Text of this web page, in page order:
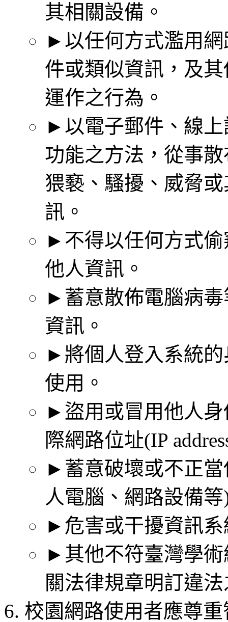
其相關設備。
►以任何方式濫用
件或類似資訊，及
運作之行為。
►以電子郵件、線
功能之方法，從事
猥褻、騷擾、威脅
訊。
►不得以任何方式
他人資訊。
►蓄意散佈電腦病
資訊。
►將個人登入系統
使用。
►盜用或冒用他人
際網路位址(IP
►蓄意破壞或不正
人電腦、網路設備
►危害或干擾資訊
►其他不符臺灣學
關法律規章明訂違
校園網路使用者應尊